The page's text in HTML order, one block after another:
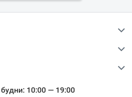
будни: 10:00 — 19:00